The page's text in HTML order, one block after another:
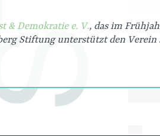
& Demokratie e. V., das im
Stiftung unterstützt den Verein